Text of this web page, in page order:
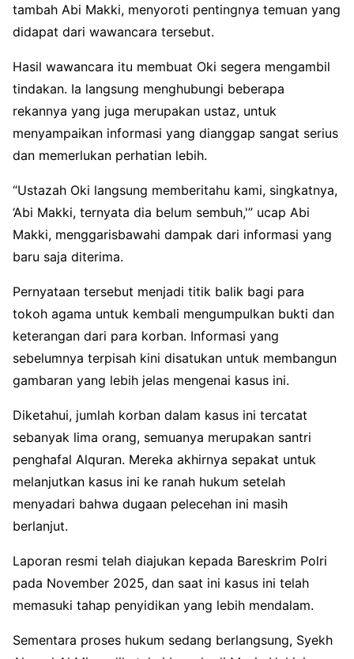
tambah Abi Makki, menyoroti pentingnya temuan yang
didapat dari wawancara tersebut.
Hasil wawancara itu membuat Oki segera mengambil
tindakan. Ia langsung menghubungi beberapa
rekannya yang juga merupakan ustaz, untuk
menyampaikan informasi yang dianggap sangat serius
dan memerlukan perhatian lebih.
“Ustazah Oki langsung memberitahu kami, singkatnya,
‘Abi Makki, ternyata dia belum sembuh,'” ucap Abi
Makki, menggarisbawahi dampak dari informasi yang
baru saja diterima.
Pernyataan tersebut menjadi titik balik bagi para
tokoh agama untuk kembali mengumpulkan bukti dan
keterangan dari para korban. Informasi yang
sebelumnya terpisah kini disatukan untuk membangun
gambaran yang lebih jelas mengenai kasus ini.
Diketahui, jumlah korban dalam kasus ini tercatat
sebanyak lima orang, semuanya merupakan santri
penghafal Alquran. Mereka akhirnya sepakat untuk
melanjutkan kasus ini ke ranah hukum setelah
menyadari bahwa dugaan pelecehan ini masih
berlanjut.
Laporan resmi telah diajukan kepada Bareskrim Polri
pada November 2025, dan saat ini kasus ini telah
memasuki tahap penyidikan yang lebih mendalam.
Sementara proses hukum sedang berlangsung, Syekh